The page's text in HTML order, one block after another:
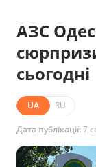
АЗС
сьогодні
UA RU
Дата публікації:7